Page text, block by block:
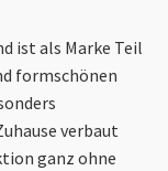
ist als Marke Teil
formschönen
verbaut
ganz ohne